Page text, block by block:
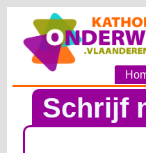
Schrijf